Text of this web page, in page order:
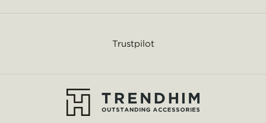
Trustpilot